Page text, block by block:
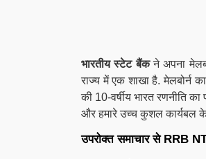
भारतीय स्टेट बैंकने अपना
राज्य में एक शाखा है. मेलबोर्न
की 10-वर्षीय भारत रणनीति
और हमारे उच्च कुशल कार्यबल
उपरोक्त समाचार से RRB